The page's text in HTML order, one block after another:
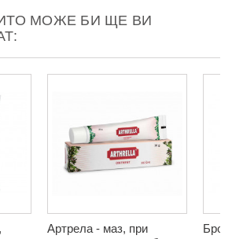
МОЖЕ БИ ЩЕ ВИ
Артрела - маз, при